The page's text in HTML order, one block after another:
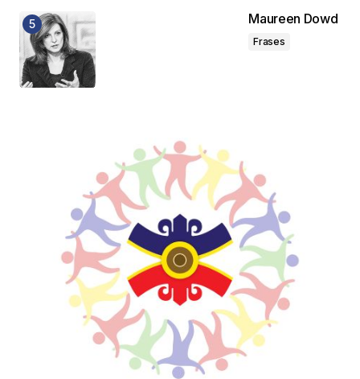
Maureen Dowd
Frases